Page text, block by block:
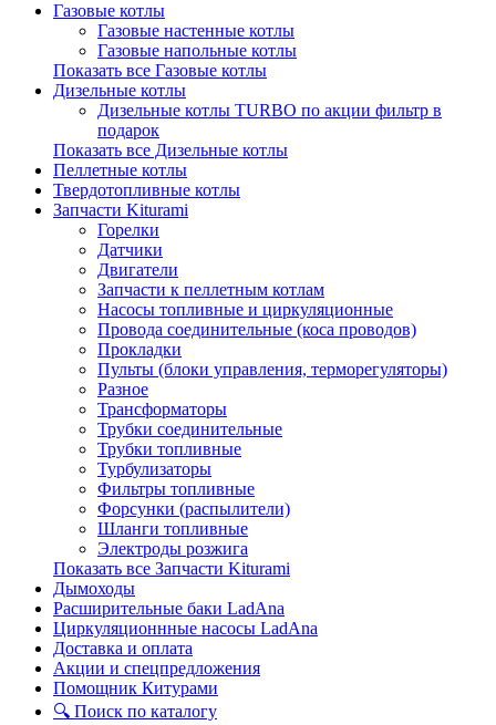
Газовые котлы
Газовые настенные котлы
Газовые напольные котлы
Показать все Газовые котлы
Дизельные котлы
Дизельные котлы TURBO по акции фильтр в
подарок
Показать все Дизельные котлы
Пеллетные котлы
Твердотопливные котлы
Запчасти Kiturami
Горелки
Датчики
Двигатели
Запчасти к пеллетным котлам
Насосы топливные и циркуляционные
Провода соединительные (коса проводов)
Прокладки
Пульты (блоки управления, терморегуляторы)
Разное
Трансформаторы
Трубки соединительные
Трубки топливные
Турбулизаторы
Фильтры топливные
Форсунки (распылители)
Шланги топливные
Электроды розжига
Показать все Запчасти Kiturami
Дымоходы
Расширительные баки LadAna
Циркуляционнные насосы LadAna
Доставка и оплата
Акции и спецпредложения
Помощник Китурами
🔍 Поиск по каталогу